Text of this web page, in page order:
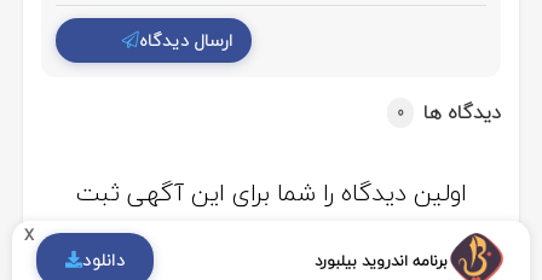
ارسال دیدگاه
دیدگاه ها 0
اولین دیدگاه را شما برای این آگهی ثبت
x
برنامه اندروید بیلبورد دانلود